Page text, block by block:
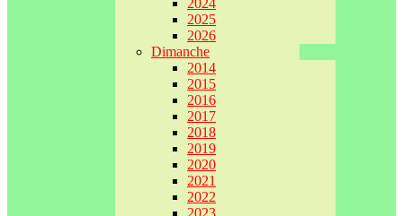
2024
2025
2026
Dimanche
2014
2015
2016
2017
2018
2019
2020
2021
2022
2023